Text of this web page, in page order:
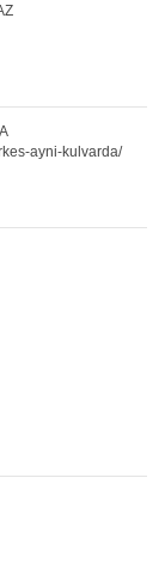
ayni-kulvarda/